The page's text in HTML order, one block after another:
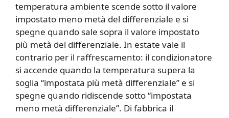
temperatura ambiente scende sotto il valore
impostato meno metà del differenziale e si
spegne quando sale sopra il valore impostato
più metà del differenziale. In estate vale il
contrario per il raffrescamento: il condizionatore
si accende quando la temperatura supera la
soglia “impostata più metà differenziale” e si
spegne quando ridiscende sotto “impostata
meno metà differenziale”. Di fabbrica il